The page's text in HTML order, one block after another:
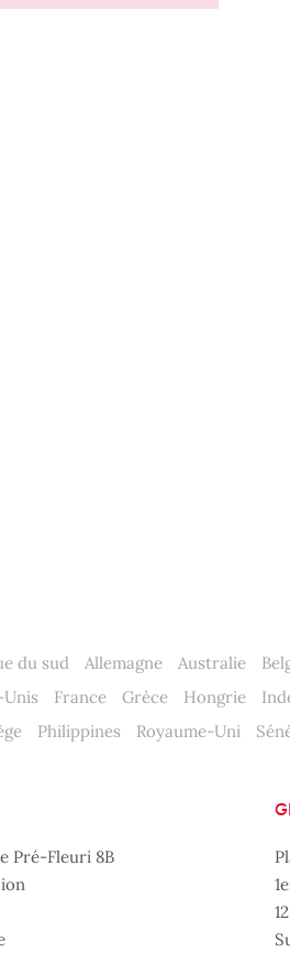
du sud Allemagne Australie
France Grèce Hongrie
Philippines Royaume-Uni
Pré-Fleuri 8B